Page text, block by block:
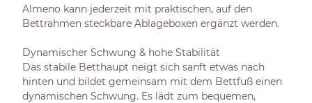
Almeno kann jederzeit mit praktischen, auf den
Bettrahmen steckbare Ablageboxen ergänzt werden.
Dynamischer Schwung & hohe Stabilität
Das stabile Betthaupt neigt sich sanft etwas nach
hinten und bildet gemeinsam mit dem Bettfuß einen
dynamischen Schwung. Es lädt zum bequemen,